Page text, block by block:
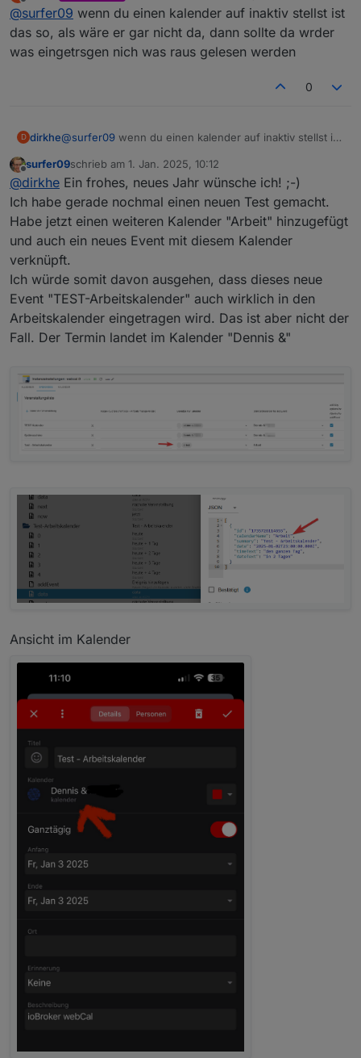
meinem Beispiel hatte ich den Kalender ja auf
"inaktiv" gesetzt, das Event wurde dann in einen
anderen Kalender eingetragen auf der Synology.
Offline
@surfer09 wenn du einen kalender auf inaktiv stellst ist
das so, als wäre er gar nicht da, dann sollte da wrder
was eingetrsgen nich was raus gelesen werden
0
D dirkhe@surfer09 wenn du einen kalender auf inaktiv stellst ist
was eingetrsgen nich was raus gelesen werden
Offline
surfer09schrieb am 1. Jan. 2025, 10:12
zuletzt editiert von
@dirkhe Ein frohes, neues Jahr wünsche ich! ;-)
Ich habe gerade nochmal einen neuen Test gemacht.
Habe jetzt einen weiteren Kalender "Arbeit" hinzugefügt
und auch ein neues Event mit diesem Kalender
verknüpft.
Ich würde somit davon ausgehen, dass dieses neue
Event "TEST-Arbeitskalender" auch wirklich in den
Arbeitskalender eingetragen wird. Das ist aber nicht der
Fall. Der Termin landet im Kalender "Dennis &"
Ansicht im Kalender